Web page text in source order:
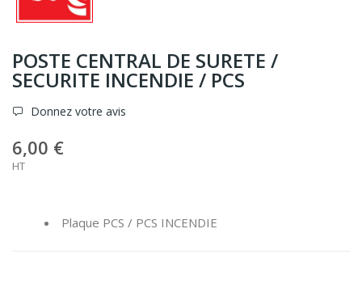
POSTE CENTRAL DE SURETE /
SECURITE INCENDIE / PCS
Donnez votre avis
6,00 €
HT
Plaque PCS / PCS INCENDIE